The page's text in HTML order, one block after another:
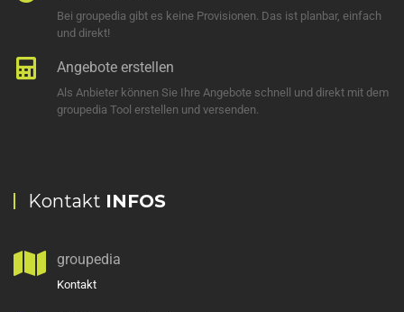
Bei groupedia gibt es keine Provisionen. Das ist planbar, einfach
und direkt!
Angebote erstellen
Als Anbieter können Sie Ihre Angebote schnell und direkt mit dem
groupedia Tool erstellen und versenden.
Kontakt INFOS
groupedia
Kontakt